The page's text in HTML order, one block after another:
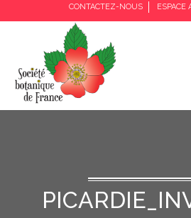
CONTACTEZ-NOUS ESPACE